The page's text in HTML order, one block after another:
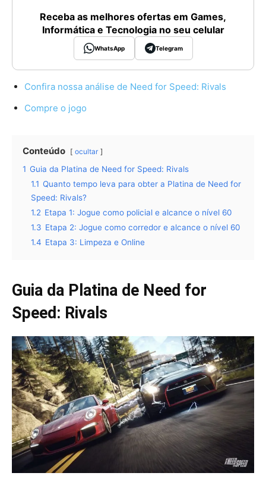
Receba as melhores ofertas em Games,
Informática e Tecnologia no seu celular
WhatsApp Telegram
Confira nossa análise de Need for Speed: Rivals
Compre o jogo
Conteúdo ocultar
1 Guia da Platina de Need for Speed: Rivals
1.1 Quanto tempo leva para obter a Platina de Need for
Speed: Rivals?
1.2 Etapa 1: Jogue como policial e alcance o nível 60
1.3 Etapa 2: Jogue como corredor e alcance o nível 60
1.4 Etapa 3: Limpeza e Online
Guia da Platina de Need for
Speed: Rivals